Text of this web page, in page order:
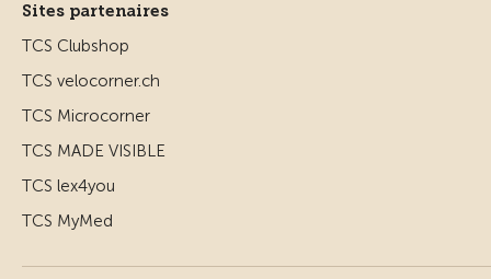
Sites partenaires
TCS Clubshop
TCS velocorner.ch
TCS Microcorner
TCS MADE VISIBLE
TCS lex4you
TCS MyMed